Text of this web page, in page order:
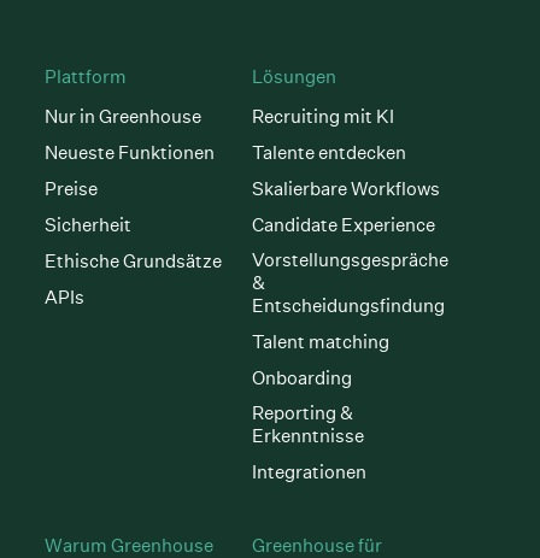
Plattform
Nur in Greenhouse
Neueste Funktionen
Preise
Sicherheit
Ethische Grundsätze
APIs
Lösungen
Recruiting mit KI
Talente entdecken
Skalierbare Workflows
Candidate Experience
Vorstellungsgespräche
&
Entscheidungsfindung
Talent matching
Onboarding
Reporting &
Erkenntnisse
Integrationen
Warum Greenhouse
Greenhouse für